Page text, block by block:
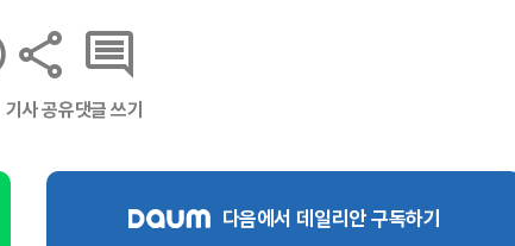
기사 공유댓글 쓰기
다음에서 데일리안 구독하기